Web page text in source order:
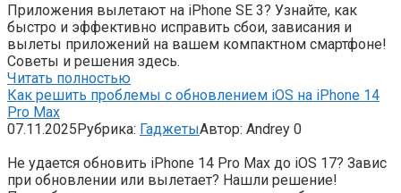
Приложения вылетают на iPhone SE 3? Узнайте, как
быстро и эффективно исправить сбои, зависания и
вылеты приложений на вашем компактном смартфоне!
Советы и решения здесь.
Читать полностью
Как решить проблемы с обновлением iOS на iPhone 14
Pro Max
07.11.2025Рубрика: ГаджетыАвтор: Andrey 0
Не удается обновить iPhone 14 Pro Max до iOS 17? Завис
при обновлении или вылетает? Нашли решение!